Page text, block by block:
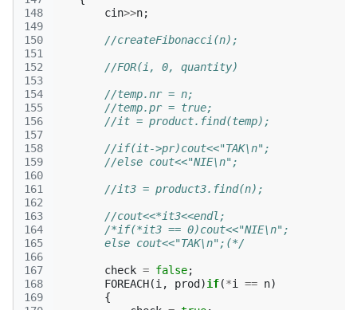
148
149
150
151
152
153
154
155
156
157
158
159
160
161
162
163
164
165
166
167
168
169
cin>>n;
//createFibonacci(n);
//FOR(i, 0, quantity)
//temp.nr = n;
//temp.pr = true;
//it = product.find(temp);
//if(it->pr)cout<<"TAK\n";
//else cout<<"NIE\n";
//it3 = product3.find(n);
//cout<<*it3<<endl;
/*if(*it3 == 0)cout<<"NIE\n";
        else cout<<"TAK\n";(*/
check = false;
FOREACH(i , prod )if(*i == n)
{